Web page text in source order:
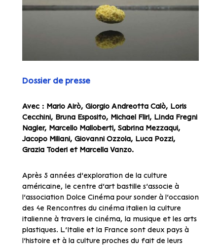
Dossier de presse
Avec : Mario Airò, Giorgio Andreotta Calò, Loris
Cecchini, Bruna Esposito, Michael Fliri, Linda Fregni
Nagler, Marcello Malloberti, Sabrina Mezzaqui,
Jacopo Miliani, Giovanni Ozzola, Luca Pozzi,
Grazia Toderi et Marcella Vanzo.
Après 5 années d’exploration de la culture
américaine, le centre d’art bastille s’associe à
l’association Dolce Cinéma pour sonder à l’occasion
des 4e Rencontres du cinéma italien la culture
italienne à travers le cinéma, la musique et les arts
plastiques. L’Italie et la France sont deux pays à
l’histoire et à la culture proches du fait de leurs